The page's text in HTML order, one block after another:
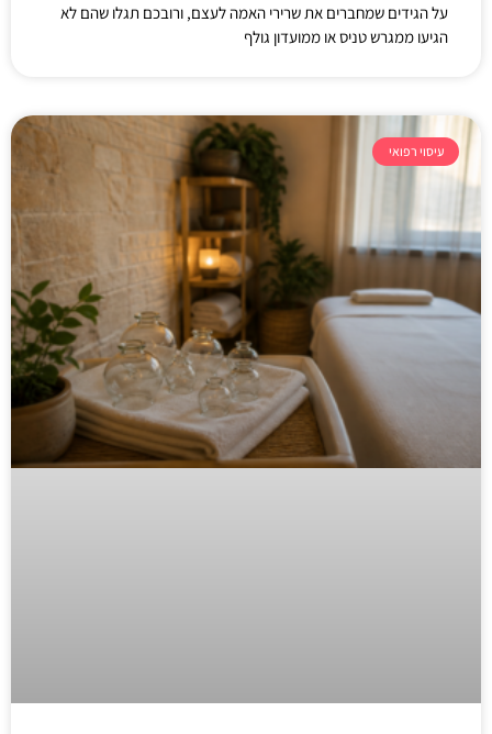
על הגידים שמחברים את שרירי האמה לעצם, ורובכם תגלו שהם לא
הגיעו ממגרש טניס או ממועדון גולף
עיסוי רפואי